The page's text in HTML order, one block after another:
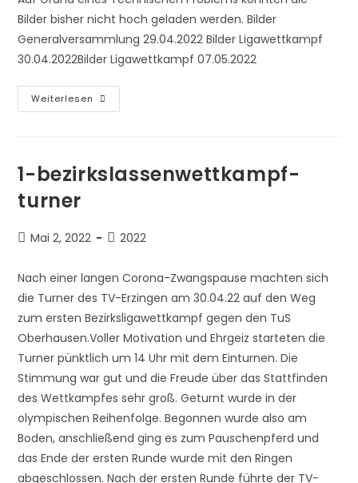
Bilder bisher nicht hoch geladen werden. Bilder
Generalversammlung 29.04.2022 Bilder Ligawettkampf
30.04.2022Bilder Ligawettkampf 07.05.2022
Weiterlesen Bilder-
Gv-
1-bezirkslassenwettkampf-
turner
Beitrag
Mai 2, 2022
Beitrags-
2022
Nach einer langen Corona-Zwangspause machten sich
die Turner des TV-Erzingen am 30.04.22 auf den Weg
zum ersten Bezirksligawettkampf gegen den TuS
Oberhausen.Voller Motivation und Ehrgeiz starteten die
Turner pünktlich um 14 Uhr mit dem Einturnen. Die
Stimmung war gut und die Freude über das Stattfinden
des Wettkampfes sehr groß. Geturnt wurde in der
olympischen Reihenfolge. Begonnen wurde also am
Boden, anschließend ging es zum Pauschenpferd und
das Ende der ersten Runde wurde mit den Ringen
abgeschlossen. Nach der ersten Runde führte der TV-